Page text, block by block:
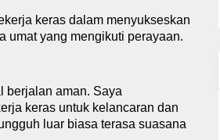
keras dalam menyukseskan
umat yang mengikuti perayaan.
berjalan aman. Saya
keras untuk kelancaran dan
luar biasa terasa suasana